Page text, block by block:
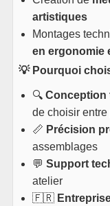
artistiques
Montages
en ergonomie
💡 Pourquoi
🔍Conception
de choisir
📏 Précision
assemblages
💬Support
atelier
🇫🇷